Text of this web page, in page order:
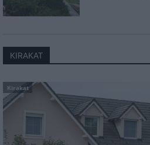
KIRAKAT
Kirakat